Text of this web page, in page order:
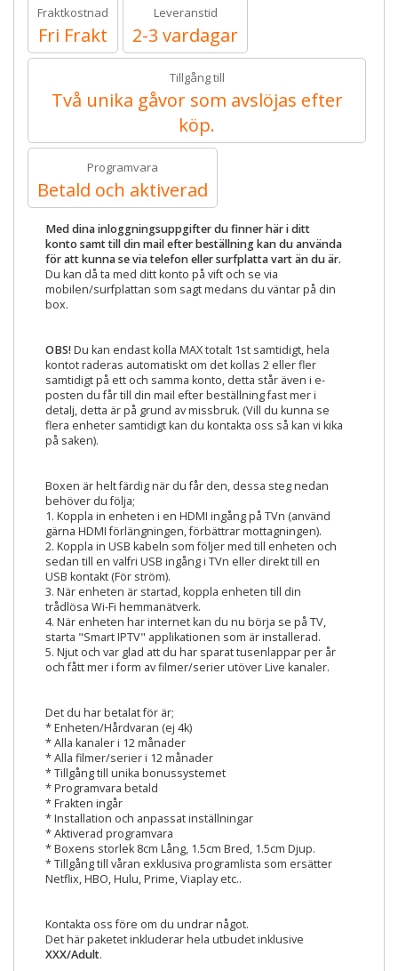
Fraktkostnad
Fri Frakt
Leveranstid
2-3 vardagar
Tillgång till
Två unika gåvor som avslöjas efter
köp.
Programvara
Betald och aktiverad
Med dina inloggningsuppgifter du finner här i ditt
konto samt till din mail efter beställning kan du använda
för att kunna se via telefon eller surfplatta vart än du är.
Du kan då ta med ditt konto på vift och se via
mobilen/surfplattan som sagt medans du väntar på din
box.
OBS!Du kan endast kolla MAX totalt 1st samtidigt, hela
kontot raderas automatiskt om det kollas 2 eller fler
samtidigt på ett och samma konto, detta står även i e-
posten du får till din mail efter beställning fast mer i
detalj, detta är på grund av missbruk. (Vill du kunna se
flera enheter samtidigt kan du kontakta oss så kan vi kika
på saken).
Boxen är helt färdig när du får den, dessa steg nedan
behöver du följa;
1. Koppla in enheten i en HDMI ingång på TVn (använd
gärna HDMI förlängningen, förbättrar mottagningen).
2. Koppla in USB kabeln som följer med till enheten och
sedan till en valfri USB ingång i TVn eller direkt till en
USB kontakt (För ström).
3. När enheten är startad, koppla enheten till din
trådlösa Wi-Fi hemmanätverk.
4. När enheten har internet kan du nu börja se på TV,
starta "Smart IPTV" applikationen som är installerad.
5. Njut och var glad att du har sparat tusenlappar per år
och fått mer i form av filmer/serier utöver Live kanaler.
Det du har betalat för är;
* Enheten/Hårdvaran (ej 4k)
* Alla kanaler i 12 månader
* Alla filmer/serier i 12 månader
* Tillgång till unika bonussystemet
* Programvara betald
* Frakten ingår
* Installation och anpassat inställningar
* Aktiverad programvara
* Boxens storlek 8cm Lång, 1.5cm Bred, 1.5cm Djup.
* Tillgång till våran exklusiva programlista som ersätter
Netflix, HBO, Hulu, Prime, Viaplay etc..
Kontakta oss före om du undrar något.
Det här paketet inkluderar hela utbudet inklusive
XXX/Adult.